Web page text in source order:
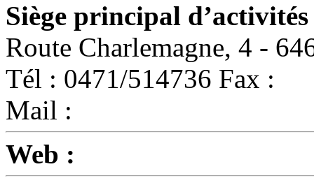
Siège principal
Route Charlemagne, 4 -
Tél : 0471/514736 Fax :
Mail :
Web :